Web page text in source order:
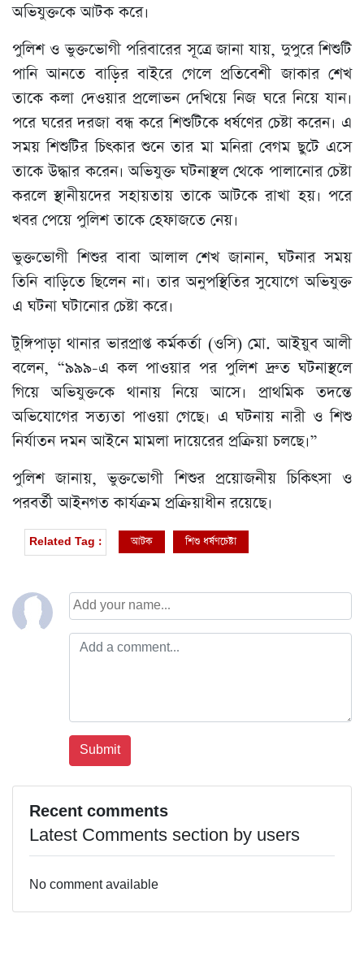
অভিযুক্তকে আটক করে।
পুলিশ ও ভুক্তভোগী পরিবারের সূত্রে জানা যায়, দুপুরে শিশুটি
পানি আনতে বাড়ির বাইরে গেলে প্রতিবেশী জাকার শেখ
তাকে কলা দেওয়ার প্রলোভন দেখিয়ে নিজ ঘরে নিয়ে যান।
পরে ঘরের দরজা বন্ধ করে শিশুটিকে ধর্ষণের চেষ্টা করেন। এ
সময় শিশুটির চিৎকার শুনে তার মা মনিরা বেগম ছুটে এসে
তাকে উদ্ধার করেন। অভিযুক্ত ঘটনাস্থল থেকে পালানোর চেষ্টা
করলে স্থানীয়দের সহায়তায় তাকে আটকে রাখা হয়। পরে
খবর পেয়ে পুলিশ তাকে হেফাজতে নেয়।
ভুক্তভোগী শিশুর বাবা আলাল শেখ জানান, ঘটনার সময়
তিনি বাড়িতে ছিলেন না। তার অনুপস্থিতির সুযোগে অভিযুক্ত
এ ঘটনা ঘটানোর চেষ্টা করে।
টুঙ্গিপাড়া থানার ভারপ্রাপ্ত কর্মকর্তা (ওসি) মো. আইয়ুব আলী
বলেন, “৯৯৯-এ কল পাওয়ার পর পুলিশ দ্রুত ঘটনাস্থলে
গিয়ে অভিযুক্তকে থানায় নিয়ে আসে। প্রাথমিক তদন্তে
অভিযোগের সত্যতা পাওয়া গেছে। এ ঘটনায় নারী ও শিশু
নির্যাতন দমন আইনে মামলা দায়েরের প্রক্রিয়া চলছে।”
পুলিশ জানায়, ভুক্তভোগী শিশুর প্রয়োজনীয় চিকিৎসা ও
পরবর্তী আইনগত কার্যক্রম প্রক্রিয়াধীন রয়েছে।
Related Tag : আটক শিশু ধর্ষণচেষ্টা
Recent comments
Latest Comments section by users
No comment available